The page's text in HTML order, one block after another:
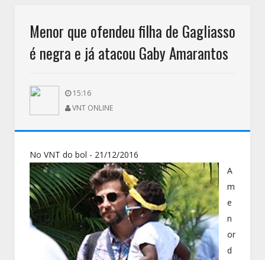
Menor que ofendeu filha de Gagliasso
é negra e já atacou Gaby Amarantos
15:16
VNT ONLINE
No VNT do bol - 21/12/2016
A
m
e
n
or
d